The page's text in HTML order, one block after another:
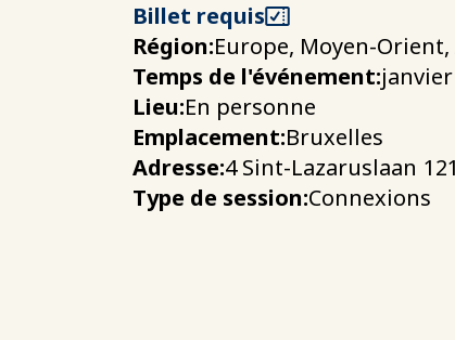
Billet requis
Région:Europe, Moyen-
Temps de l'événement:janvier
Lieu:En personne
Emplacement:Bruxelles
Adresse:4 Sint-Lazaruslaan
Type de session:Connexions